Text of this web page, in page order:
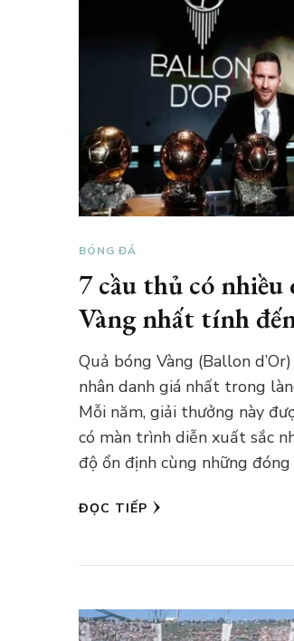
BÓNG ĐÁ
7 cầu thủ có nhiều
Vàng nhất tính
Quả bóng Vàng (Ballon
nhân danh giá nhất trong
Mỗi năm, giải thưởng này
có màn trình diễn xuất sắc
độ ổn định cùng những
ĐỌC TIẾP